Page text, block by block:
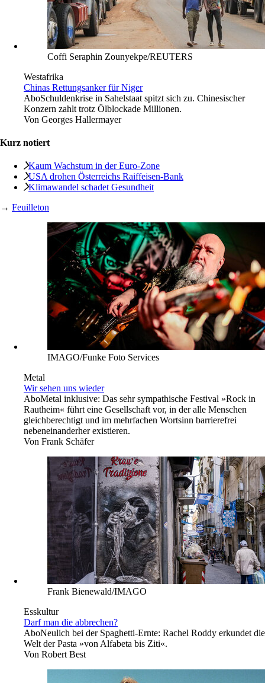
Coffi Seraphin Zounyekpe/REUTERS
Westafrika
Chinas Rettungsanker für Niger
AboSchuldenkrise in Sahelstaat spitzt sich zu. Chinesischer
Konzern zahlt trotz Ölblockade Millionen.
Von Georges Hallermayer
Kurz notiert
Kaum Wachstum in der Euro-Zone
USA drohen Österreichs Raiffeisen-Bank
Klimawandel schadet Gesundheit
→ Feuilleton
IMAGO/Funke Foto Services
Metal
Wir sehen uns wieder
AboMetal inklusive: Das sehr sympathische Festival »Rock in
Rautheim« führt eine Gesellschaft vor, in der alle Menschen
gleichberechtigt und im mehrfachen Wortsinn barrierefrei
nebeneinanderher existieren.
Von Frank Schäfer
Frank Bienewald/IMAGO
Esskultur
Darf man die abbrechen?
AboNeulich bei der Spaghetti-Ernte: Rachel Roddy erkundet die
Welt der Pasta »von Alfabeta bis Ziti«.
Von Robert Best